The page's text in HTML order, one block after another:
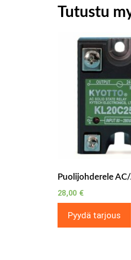
Tutustu
Puolijohderele
28,00 €
Pyydä tarjous